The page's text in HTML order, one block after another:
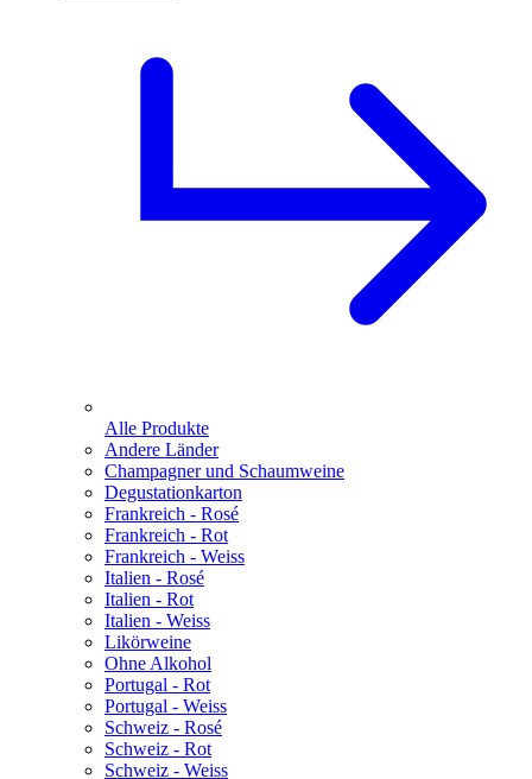
Alle Produkte
Andere Länder
Champagner und Schaumweine
Degustationkarton
Frankreich - Rosé
Frankreich - Rot
Frankreich - Weiss
Italien - Rosé
Italien - Rot
Italien - Weiss
Likörweine
Ohne Alkohol
Portugal - Rot
Portugal - Weiss
Schweiz - Rosé
Schweiz - Rot
Schweiz - Weiss